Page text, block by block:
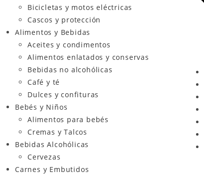
Bicicletas y motos eléctricas
Cascos y protección
Alimentos y Bebidas
Aceites y condimentos
Alimentos enlatados y conservas
Bebidas no alcohólicas
Café y té
Dulces y confituras
Bebés y Niños
Alimentos para bebés
Cremas y Talcos
Bebidas Alcohólicas
Cervezas
Carnes y Embutidos